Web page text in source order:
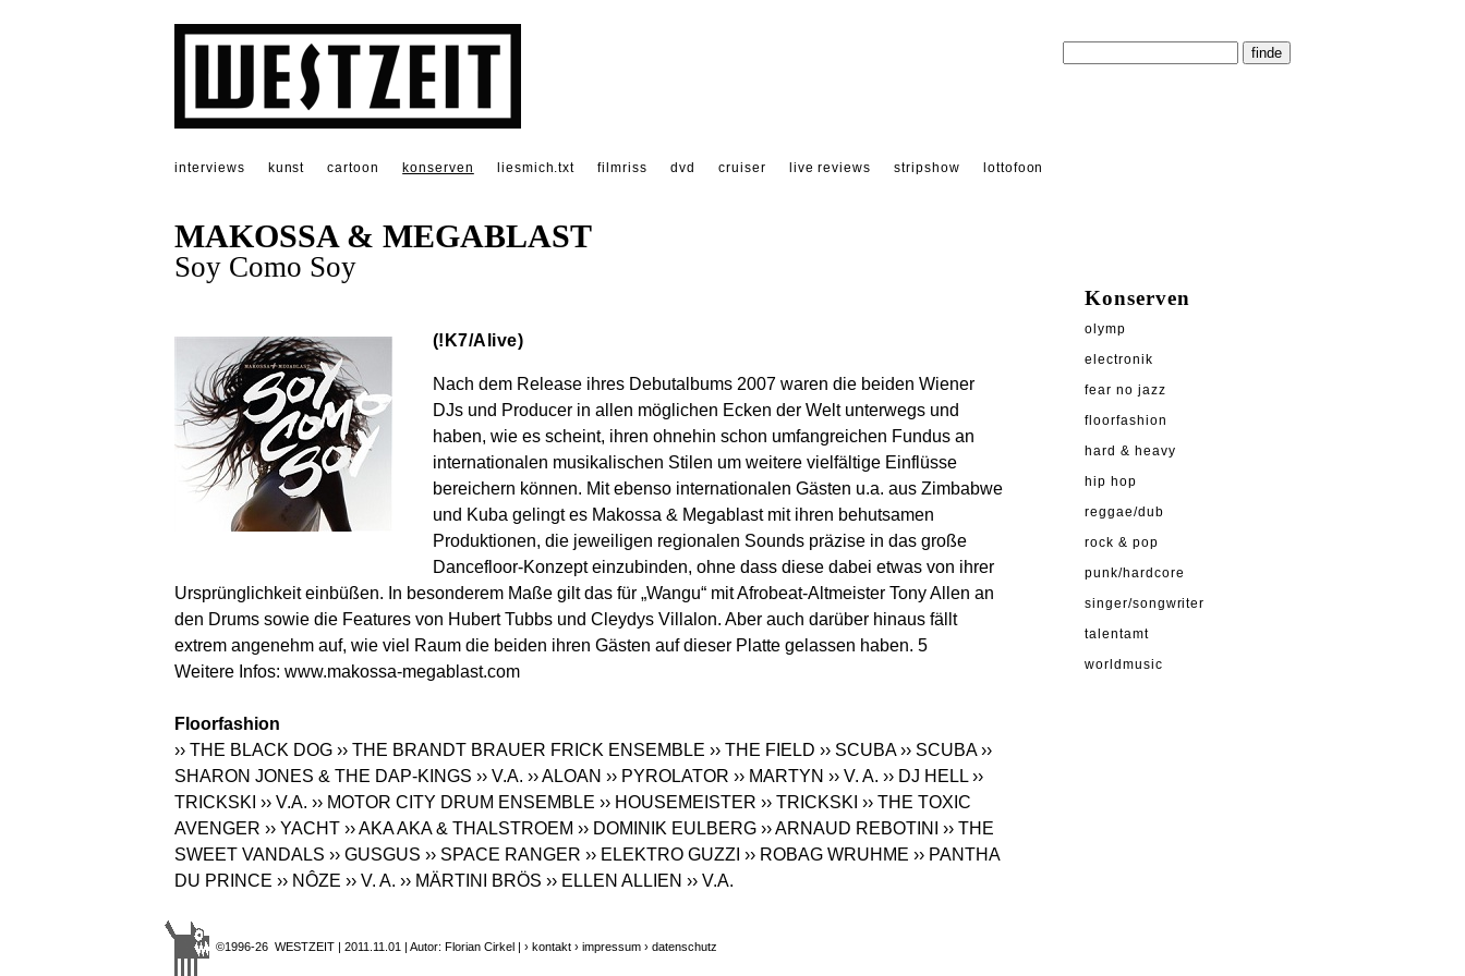
interviews kunst cartoon konserven liesmich.txt filmriss dvd cruiser live reviews stripshow lottofoon
MAKOSSA & MEGABLAST
Soy Como Soy
(!K7/Alive)
Nach dem Release ihres Debutalbums 2007 waren die beiden Wiener
DJs und Producer in allen möglichen Ecken der Welt unterwegs und
haben, wie es scheint, ihren ohnehin schon umfangreichen Fundus an
internationalen musikalischen Stilen um weitere vielfältige Einflüsse
bereichern können. Mit ebenso internationalen Gästen u.a. aus Zimbabwe
und Kuba gelingt es Makossa & Megablast mit ihren behutsamen
Produktionen, die jeweiligen regionalen Sounds präzise in das große
Dancefloor-Konzept einzubinden, ohne dass diese dabei etwas von ihrer
Ursprünglichkeit einbüßen. In besonderem Maße gilt das für „Wangu“ mit Afrobeat-Altmeister Tony Allen an
den Drums sowie die Features von Hubert Tubbs und Cleydys Villalon. Aber auch darüber hinaus fällt
extrem angenehm auf, wie viel Raum die beiden ihren Gästen auf dieser Platte gelassen haben. 5
Weitere Infos: www.makossa-megablast.com
Floorfashion
›› THE BLACK DOG ›› THE BRANDT BRAUER FRICK ENSEMBLE ›› THE FIELD ›› SCUBA ›› SCUBA ››
SHARON JONES & THE DAP-KINGS ›› V.A. ›› ALOAN ›› PYROLATOR ›› MARTYN ›› V. A. ›› DJ HELL ››
TRICKSKI ›› V.A. ›› MOTOR CITY DRUM ENSEMBLE ›› HOUSEMEISTER ›› TRICKSKI ›› THE TOXIC
AVENGER ›› YACHT ›› AKA AKA & THALSTROEM ›› DOMINIK EULBERG ›› ARNAUD REBOTINI
›› THE
SWEET VANDALS ›› GUSGUS ›› SPACE RANGER ›› ELEKTRO GUZZI ›› ROBAG WRUHME ›› PANTHA
DU PRINCE ›› NÔZE ›› V. A. ›› MÄRTINI BRÖS ›› ELLEN ALLIEN ›› V.A.
©1996-26 WESTZEIT | 2011.11.01 | Autor: Florian Cirkel | › kontakt › impressum › datenschutz
Konserven
olymp
electronik
fear no jazz
floorfashion
hard & heavy
hip hop
reggae/dub
rock & pop
punk/hardcore
singer/songwriter
talentamt
worldmusic